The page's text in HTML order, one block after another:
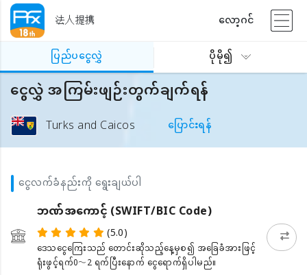
法人提携
လော့ဂင်
ပြည်ပငွေလွှဲ
ပိုမို၍
ငွေလွှဲ အကြမ်းဖျဉ်းတွက်ချက်ရန်
Turks and Caicos ပြောင်းရန်
ငွေလက်ခံနည်းကို ရွေးချယ်ပါ
ဘဏ်အကောင့် (SWIFT/BIC Code)
(5.0)
ဒေသငွေကြေးသည် တောင်းဆိုသည့်နေ့မှစ၍ အခြေခံအားဖြင့်
ရုံးဖွင့်ရက်0〜2 ရက်ပြီးနောက် ငွေရောက်ရှိပါမည်။